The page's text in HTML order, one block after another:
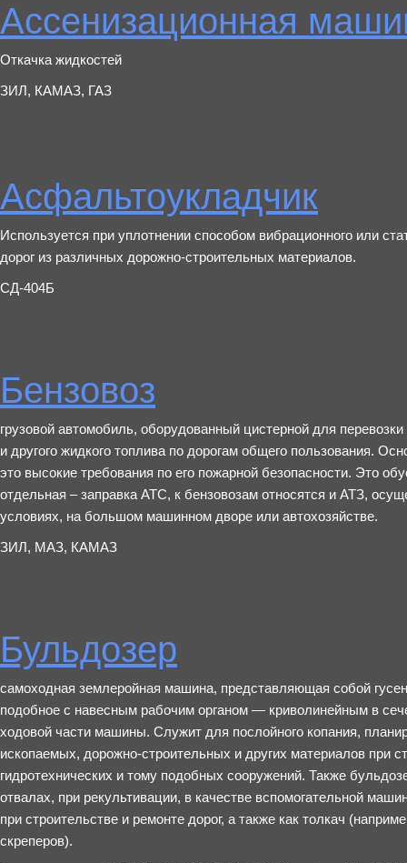
Ассенизационная
Откачка жидкостей
ЗИЛ, КАМАЗ, ГАЗ
Асфальтоукладчик
Используется при уплотнении способом вибрационного или
дорог из различных дорожно-строительных материалов.
СД-404Б
Бензовоз
грузовой автомобиль, оборудованный цистерной для
и другого жидкого топлива по дорогам общего пользования.
это высокие требования по его пожарной безопасности. Это
отдельная – заправка АТС, к бензовозам относятся и АТЗ,
условиях, на большом машинном дворе или автохозяйстве.
ЗИЛ, МАЗ, КАМАЗ
Бульдозер
самоходная землеройная машина, представляющая собой
подобное с навесным рабочим органом — криволинейным в
ходовой части машины. Служит для послойного копания,
ископаемых, дорожно-строительных и других материалов при
гидротехнических и тому подобных сооружений. Также
отвалах, при рекультивации, в качестве вспомогательной
при строительстве и ремонте дорог, а также как толкач
скреперов).